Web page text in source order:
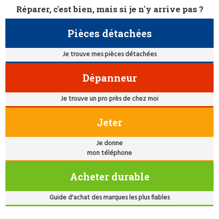
Réparer, c'est bien, mais si je n'y arrive pas ?
Pièces détachées
Je trouve mes pièces détachées
Dépanneur
Je trouve un pro près de chez moi
Jeter
Je donne
mon téléphone
Acheter durable
Guide d'achat des marques les plus fiables